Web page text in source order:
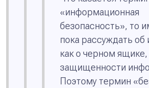
«информационная
безопасность», то
пока рассуждать
как о черном ящике,
защищенности
Поэтому термин